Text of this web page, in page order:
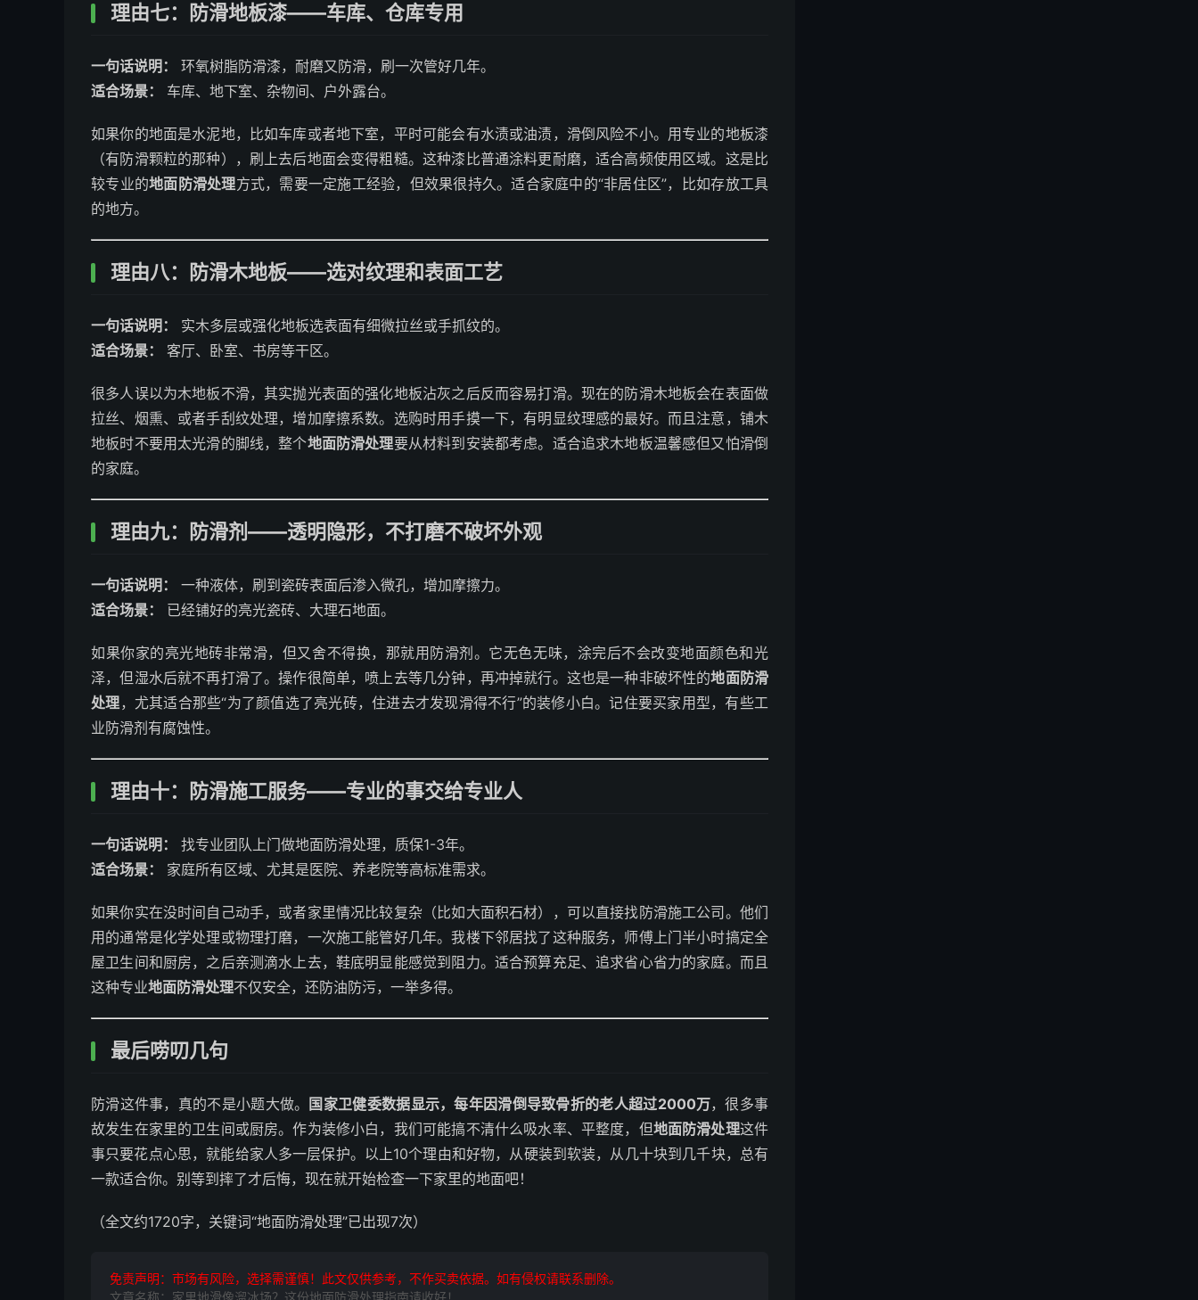
理由七：防滑地板漆——车库、仓库专用
一句话说明：
环氧树脂防滑漆，耐磨又防滑，刷一次管好几年。
适合场景：
车库、地下室、杂物间、户外露台。
如果你的地面是水泥地，比如车库或者地下室，平时可能会有水渍或油渍，滑倒风险不小。用专业的地板漆
（有防滑颗粒的那种），刷上去后地面会变得粗糙。这种漆比普通涂料更耐磨，适合高频使用区域。这是比
较专业的地面防滑处理方式，需要一定施工经验，但效果很持久。适合家庭中的“非居住区”，比如存放工具
的地方。
理由八：防滑木地板——选对纹理和表面工艺
一句话说明：
实木多层或强化地板选表面有细微拉丝或手抓纹的。
适合场景：
客厅、卧室、书房等干区。
很多人误以为木地板不滑，其实抛光表面的强化地板沾灰之后反而容易打滑。现在的防滑木地板会在表面做
拉丝、烟熏、或者手刮纹处理，增加摩擦系数。选购时用手摸一下，有明显纹理感的最好。而且注意，铺木
地板时不要用太光滑的脚线，整个地面防滑处理要从材料到安装都考虑。适合追求木地板温馨感但又怕滑倒
的家庭。
理由九：防滑剂——透明隐形，不打磨不破坏外观
一句话说明：
一种液体，刷到瓷砖表面后渗入微孔，增加摩擦力。
适合场景：
已经铺好的亮光瓷砖、大理石地面。
如果你家的亮光地砖非常滑，但又舍不得换，那就用防滑剂。它无色无味，涂完后不会改变地面颜色和光
泽，但湿水后就不再打滑了。操作很简单，喷上去等几分钟，再冲掉就行。这也是一种非破坏性的地面防滑
处理，尤其适合那些“为了颜值选了亮光砖，住进去才发现滑得不行”的装修小白。记住要买家用型，有些工
业防滑剂有腐蚀性。
理由十：防滑施工服务——专业的事交给专业人
一句话说明：
找专业团队上门做地面防滑处理，质保1-3年。
适合场景：
家庭所有区域、尤其是医院、养老院等高标准需求。
如果你实在没时间自己动手，或者家里情况比较复杂（比如大面积石材），可以直接找防滑施工公司。他们
用的通常是化学处理或物理打磨，一次施工能管好几年。我楼下邻居找了这种服务，师傅上门半小时搞定全
屋卫生间和厨房，之后亲测滴水上去，鞋底明显能感觉到阻力。适合预算充足、追求省心省力的家庭。而且
这种专业地面防滑处理不仅安全，还防油防污，一举多得。
最后唠叨几句
防滑这件事，真的不是小题大做。 国家卫健委数据显示，每年因滑倒导致骨折的老人超过2000万，很多事
故发生在家里的卫生间或厨房。作为装修小白，我们可能搞不清什么吸水率、平整度，但地面防滑处理这件
事只要花点心思，就能给家人多一层保护。以上10个理由和好物，从硬装到软装，从几十块到几千块，总有
一款适合你。别等到摔了才后悔，现在就开始检查一下家里的地面吧！
（全文约1720字，关键词“地面防滑处理”已出现7次）
免责声明：市场有风险，选择需谨慎！此文仅供参考，不作买卖依据。如有侵权请联系删除。
文章名称：家里地滑像溜冰场？这份地面防滑处理指南请收好！